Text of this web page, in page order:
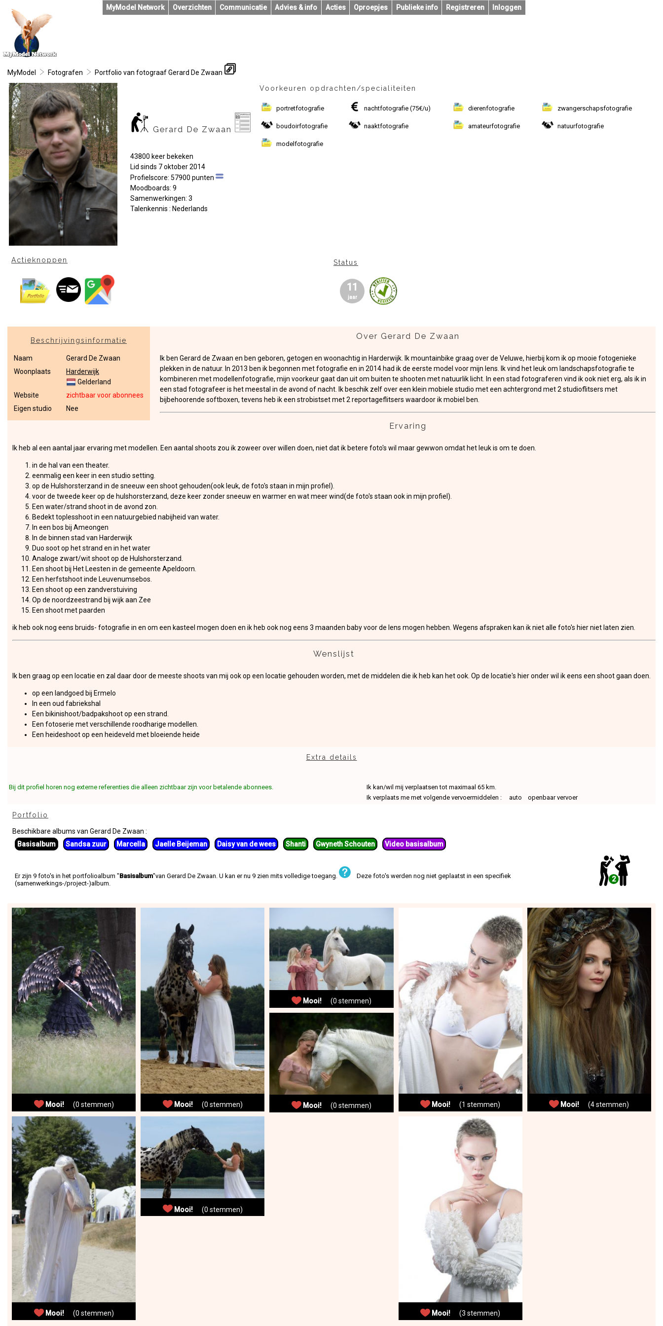
MyModel Network Overzichten Communicatie Advies & info Acties Oproepjes Publieke info Registreren Inloggen
MyModel Fotografen Portfolio van fotograaf Gerard De Zwaan
Gerard De Zwaan
43800 keer bekeken
Lid sinds 7 oktober 2014
Profielscore: 57900 punten
Moodboards: 9
Samenwerkingen: 3
Talenkennis : Nederlands
Voorkeuren opdrachten/specialiteiten
portretfotografie nachtfotografie (75€/u) dierenfotografie zwangerschapsfotografie
boudoirfotografie naaktfotografie amateurfotografie natuurfotografie
modelfotografie
Actieknoppen Status
11
jaar
Beschrijvingsinformatie
Naam
Gerard De Zwaan
Woonplaats
Harderwijk
Gelderland
Website
zichtbaar voor abonnees
Eigen studio
Nee
Over Gerard De Zwaan
Ik ben Gerard de Zwaan en ben geboren, getogen en woonachtig in Harderwijk. Ik mountainbike graag over de Veluwe, hierbij kom ik op mooie fotogenieke
plekken in de natuur. In 2013 ben ik begonnen met fotografie en in 2014 had ik de eerste model voor mijn lens. Ik vind het leuk om landschapsfotografie te
kombineren met modellenfotografie, mijn voorkeur gaat dan uit om buiten te shooten met natuurlik licht. In een stad fotograferen vind ik ook niet erg, als ik in
een stad fotografeer is het meestal in de avond of nacht. Ik beschik zelf over een klein mobiele studio met een achtergrond met 2 studioflitsers met
bijbehoorende softboxen, tevens heb ik een strobistset met 2 reportageflitsers waardoor ik mobiel ben.
Ervaring
Ik heb al een aantal jaar ervaring met modellen. Een aantal shoots zou ik zoweer over willen doen, niet dat ik betere foto's wil maar gewwon omdat het leuk is om te doen.
in de hal van een theater.
eenmalig een keer in een studio setting.
op de Hulshorsterzand in de sneeuw een shoot gehouden(ook leuk, de foto's staan in mijn profiel).
voor de tweede keer op de hulshorsterzand, deze keer zonder sneeuw en warmer en wat meer wind(de foto's staan ook in mijn profiel).
Een water/strand shoot in de avond zon.
Bedekt toplesshoot in een natuurgebied nabijheid van water.
In een bos bij Ameongen
In de binnen stad van Harderwijk
Duo soot op het strand en in het water
Analoge zwart/wit shoot op de Hulshorsterzand.
Een shoot bij Het Leesten in de gemeente Apeldoorn.
Een herfstshoot inde Leuvenumsebos.
Een shoot op een zandverstuiving
Op de noordzeestrand bij wijk aan Zee
Een shoot met paarden
ik heb ook nog eens bruids- fotografie in en om een kasteel mogen doen en ik heb ook nog eens 3 maanden baby voor de lens mogen hebben. Wegens afspraken kan ik niet alle foto's hier niet laten zien.
Wenslijst
Ik ben graag op een locatie en zal daar door de meeste shoots van mij ook op een locatie gehouden worden, met de middelen die ik heb kan het ook. Op de locatie's hier onder wil ik eens een shoot gaan doen.
op een landgoed bij Ermelo
In een oud fabriekshal
Een bikinishoot/badpakshoot op een strand.
Een fotoserie met verschillende roodharige modellen.
Een heideshoot op een heideveld met bloeiende heide
Extra details
Bij dit profiel horen nog externe referenties die alleen zichtbaar zijn voor betalende abonnees.
Ik kan/wil mij verplaatsen tot maximaal 65 km.
Ik verplaats me met volgende vervoermiddelen : auto openbaar vervoer
Portfolio
Beschikbare albums van Gerard De Zwaan :
Basisalbum
Sandsa zuur Marcella Jaelle Beijeman Daisy van de wees Shanti Gwyneth Schouten Video basisalbum
Er zijn 9 foto's in het portfolioalbum "Basisalbum"van Gerard De Zwaan. U kan er nu 9 zien mits volledige toegang.
Deze foto's werden nog niet geplaatst in een specifiek
(samenwerkings-/project-)album.
2
Mooi!(0 stemmen)
Mooi!(0 stemmen)
Mooi!(0 stemmen)
Mooi!(0 stemmen)
Mooi! (0 stemmen)
Mooi! (0 stemmen) Mooi! (1 stemmen)
Mooi! (3 stemmen)
Mooi! (4 stemmen)